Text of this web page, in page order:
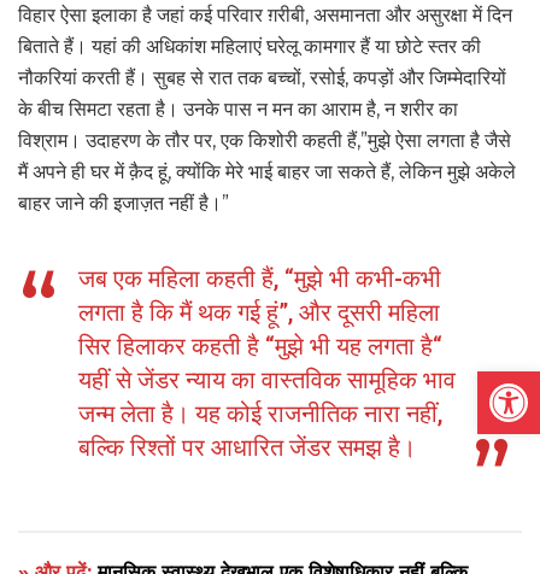
विहार ऐसा इलाका है जहां कई परिवार ग़रीबी, असमानता और असुरक्षा में दिन
बिताते हैं। यहां की अधिकांश महिलाएं घरेलू कामगार हैं या छोटे स्तर की
नौकरियां करती हैं। सुबह से रात तक बच्चों, रसोई, कपड़ों और जिम्मेदारियों
के बीच सिमटा रहता है। उनके पास न मन का आराम है, न शरीर का
विश्राम। उदाहरण के तौर पर, एक किशोरी कहती हैं,”मुझे ऐसा लगता है जैसे
मैं अपने ही घर में क़ैद हूं, क्योंकि मेरे भाई बाहर जा सकते हैं, लेकिन मुझे अकेले
बाहर जाने की इजाज़त नहीं है।”
जब एक महिला कहती हैं, “मुझे भी कभी-कभी
लगता है कि मैं थक गई हूं”, और दूसरी महिला
सिर हिलाकर कहती है “मुझे भी यह लगता है“
यहीं से जेंडर न्याय का वास्तविक सामूहिक भाव
जन्म लेता है। यह कोई राजनीतिक नारा नहीं,
बल्कि रिश्तों पर आधारित जेंडर समझ है।